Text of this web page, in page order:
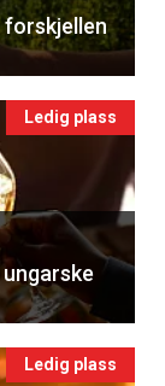
Ledig plass
Ledig plass